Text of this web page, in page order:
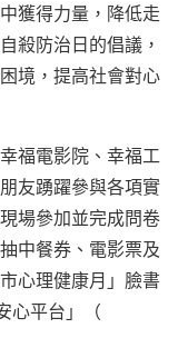
獲得力量，降低走
殺防治日的倡議，
境，提高社會對心
福電影院、幸福工
友踴躍參與各項實
場參加並完成問卷
中餐券、電影票及
心理健康月」臉書
心平台」（